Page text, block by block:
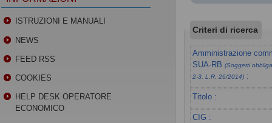
Criteri di ricerca
Amministrazione
SUA-RB(Soggetti
2-3, L.R. 26/2014) :
Titolo :
CIG :
ISTRUZIONI E MANUALI
NEWS
FEED RSS
COOKIES
HELP DESK OPERATORE
ECONOMICO